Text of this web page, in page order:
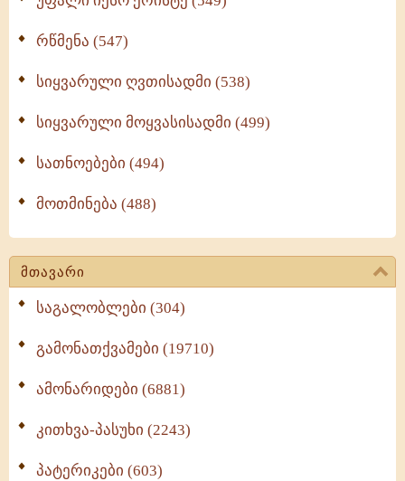
რწმენა (547)
სიყვარული ღვთისადმი (538)
სიყვარული მოყვასისადმი (499)
სათნოებები (494)
მოთმინება (488)
მთავარი
საგალობლები (304)
გამონათქვამები (19710)
ამონარიდები (6881)
კითხვა-პასუხი (2243)
პატერიკები (603)